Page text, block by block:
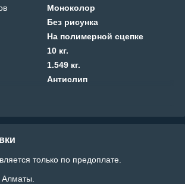
Моноколор
Без рисунка
На полимерной сцепке
10 кг.
1.549 кг.
Антислип
только по предоплате.
Алматы.